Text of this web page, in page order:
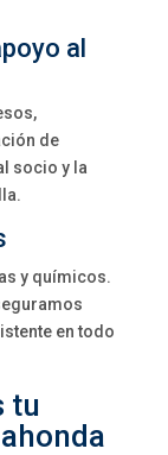
al
de
socio y la
y químicos.
en todo
tu